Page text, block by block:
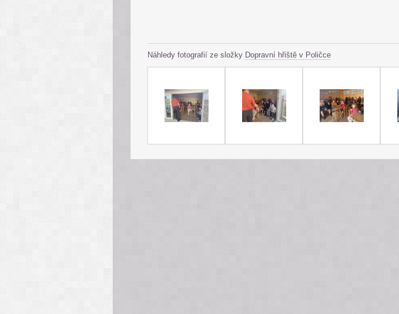
Náhledy fotografií ze složky Dopravní hřiště v Poličce